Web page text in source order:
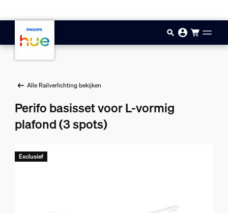
Alle Railverlichting bekijken
Perifo basisset voor L-vormig
plafond (3 spots)
Exclusief